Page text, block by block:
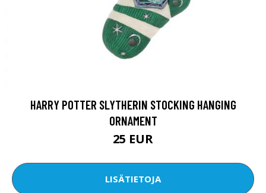
HARRY POTTER SLYTHERIN STOCKING HANGING
ORNAMENT
25 EUR
LISÄTIETOJA